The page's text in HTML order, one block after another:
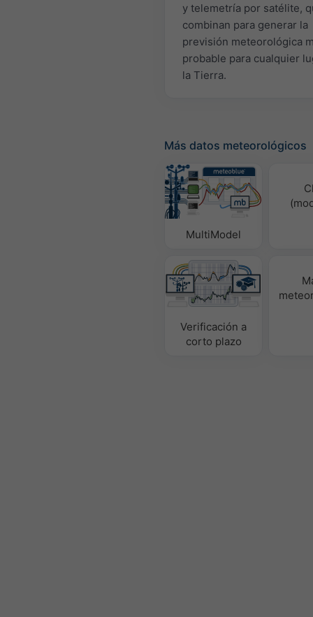
y telemetría por satélite,
combinan para generar la
previsión meteorológica
probable para cualquier
la Tierra.
Más datos meteorológicos
MultiModel
Verificación a
corto plazo